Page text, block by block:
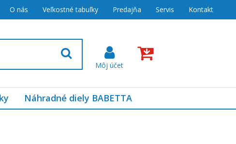
O nás Veľkostné tabuľky Predajňa Servis Kontakt
Náhradné diely BABETTA